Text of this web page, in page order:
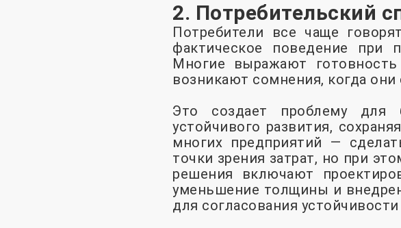
2. Потребительский
Потребители все чаще
фактическое поведение при
Многие выражают
возникают сомнения, когда
Это создает проблему для
устойчивого развития,
многих предприятий —
точки зрения затрат, но при
решения включают
уменьшение толщины и
для согласования